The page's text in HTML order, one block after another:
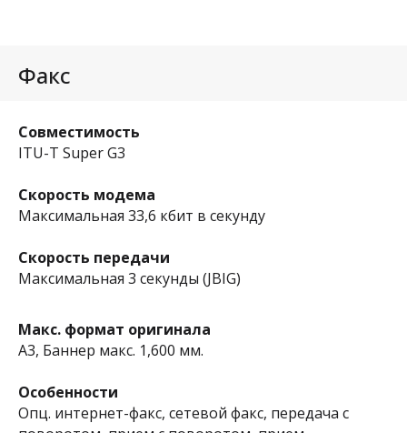
Факс
Совместимость
ITU-T Super G3
Скорость модема
Максимальная 33,6 кбит в секунду
Скорость передачи
Максимальная 3 секунды (JBIG)
Макс. формат оригинала
A3, Баннер макс. 1,600 мм.
Особенности
Опц. интернет-факс, сетевой факс, передача с